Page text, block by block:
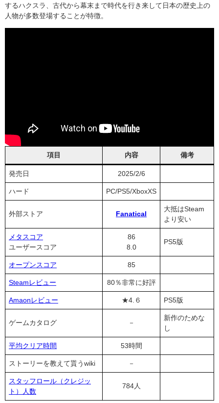
するハクスラ、古代から幕末まで時代を行き来して日本の歴史上の
人物が多数登場することが特徴。
項目 内容 備考
発売日 2025/2/6
ハード PC/PS5/XboxXS
外部ストア Fanatical
大抵はSteam
より安い
メタスコア
ユーザースコア
86
8.0
PS5版
オープンスコア 85
Steamレビュー 80％非常に好評
Amaonレビュー ★4.６ PS5版
ゲームカタログ －
新作のためな
し
平均クリア時間 53時間
ストーリーを教えて貰うwiki －
スタッフロール（クレジッ
ト）人数
784人